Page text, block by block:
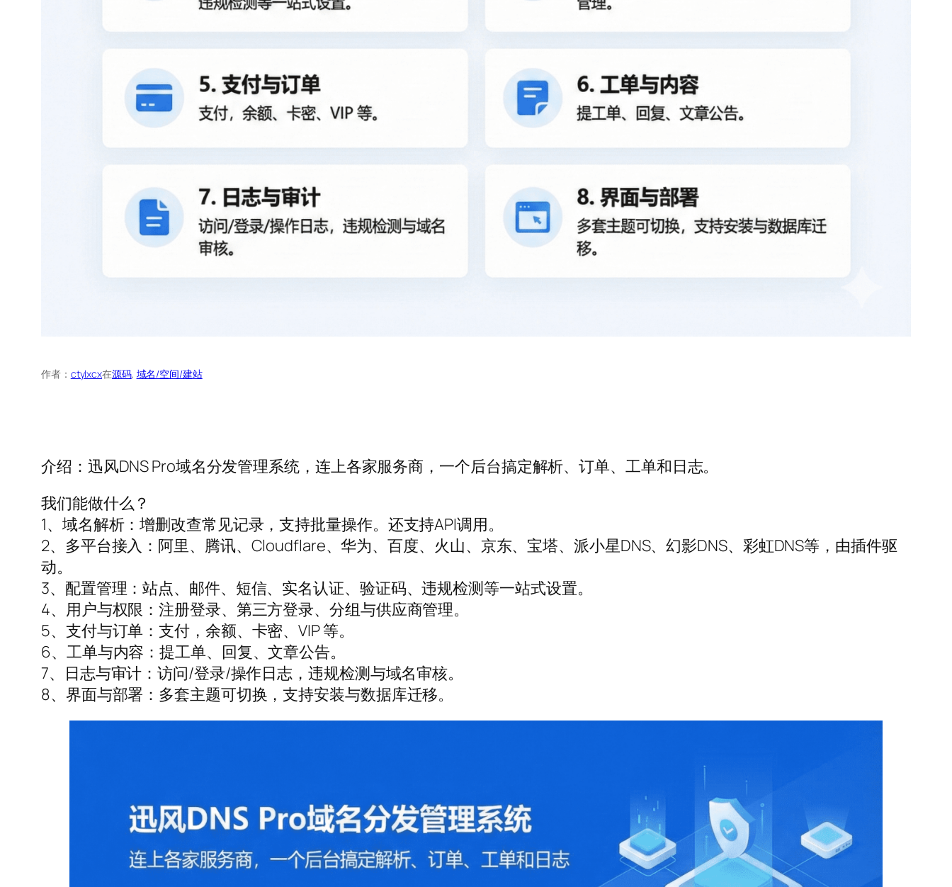
作者： ctylxcx在源码, 域名/空间/建站
介绍：迅风DNS Pro域名分发管理系统，连上各家服务商，一个后台搞定解析、订单、工单和日志。
我们能做什么？
1、域名解析：增删改查常见记录，支持批量操作。还支持API调用。
2、多平台接入：阿里、腾讯、Cloudflare、华为、百度、火山、京东、宝塔、派小星DNS、幻影DNS、彩虹DNS等，由插件驱
动。
3、配置管理：站点、邮件、短信、实名认证、验证码、违规检测等一站式设置。
4、用户与权限：注册登录、第三方登录、分组与供应商管理。
5、支付与订单：支付，余额、卡密、VIP 等。
6、工单与内容：提工单、回复、文章公告。
7、日志与审计：访问/登录/操作日志，违规检测与域名审核。
8、界面与部署：多套主题可切换，支持安装与数据库迁移。